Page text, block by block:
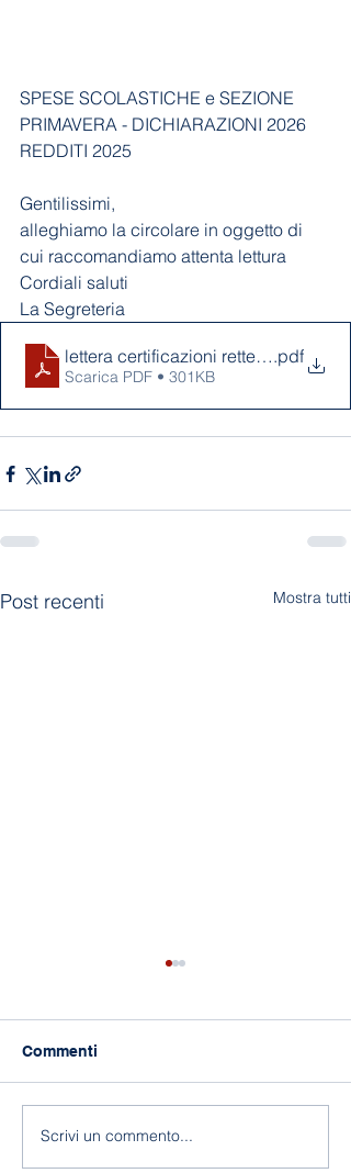
SPESE SCOLASTICHE e SEZIONE
PRIMAVERA - DICHIARAZIONI 2026
REDDITI 2025
Gentilissimi,
alleghiamo la circolare in oggetto di
cui raccomandiamo attenta lettura
Cordiali saluti
La Segreteria
lettera certificazioni rette 2026
.pdf
Scarica PDF • 301KB
Post recenti Mostra tutti
Commenti
Scrivi un commento...